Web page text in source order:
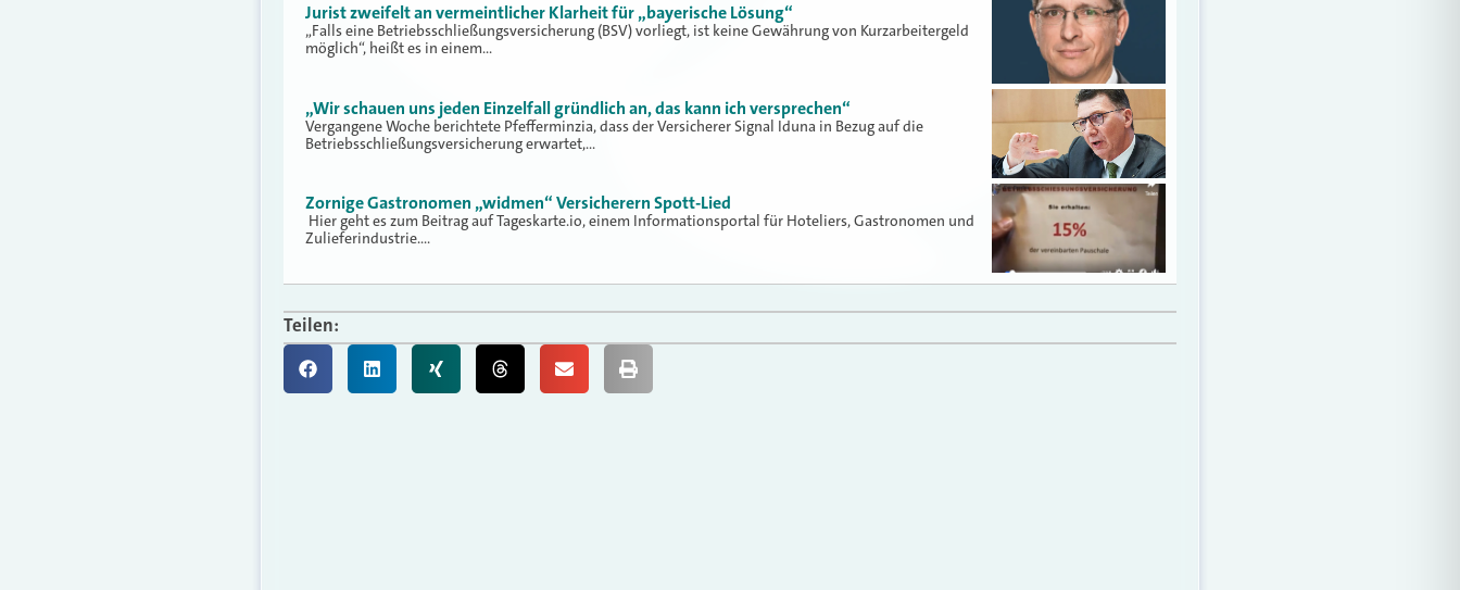
Jurist zweifelt an vermeintlicher Klarheit für „bayerische Lösung“
„Falls eine Betriebsschließungsversicherung (BSV) vorliegt, ist keine Gewährung von Kurzarbeitergeld
möglich“, heißt es in einem…
„Wir schauen uns jeden Einzelfall gründlich an, das kann ich versprechen“
Vergangene Woche berichtete Pfefferminzia, dass der Versicherer Signal Iduna in Bezug auf die
Betriebsschließungsversicherung erwartet,…
Zornige Gastronomen „widmen“ Versicherern Spott-Lied
Hier geht es zum Beitrag auf Tageskarte.io, einem Informationsportal für Hoteliers, Gastronomen und
Zulieferindustrie.…
Teilen: